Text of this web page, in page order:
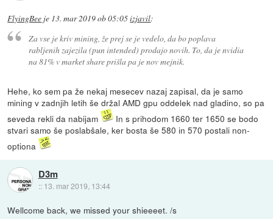
FlyingBee je 13. mar 2019 ob 05:05izjavil:
Za vse je kriv mining, že prej se je vedelo, da bo poplava
rabljenih zajezila (pun intended) prodajo novih. To, da je nvidia
na 81% v market share prišla pa je nov mejnik.
Hehe, ko sem pa že nekaj mesecev nazaj zapisal, da je samo
mining v zadnjih letih še držal AMD gpu oddelek nad gladino, so pa
seveda rekli da nabijam
In s prihodom 1660 ter 1650 se bodo
stvari samo še poslabšale, ker bosta še 580 in 570 postali non-
optiona
D3m
:: 13. mar 2019, 13:44
Wellcome back, we missed your shieeeet. /s